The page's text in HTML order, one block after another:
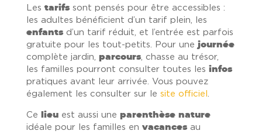
Les tarifssont pensés pour être accessibles :
les adultes bénéficient d’un tarif plein, les
enfantsd’un tarif réduit, et l’entrée est parfois
gratuite pour les tout-petits. Pour une journée
complète jardin, parcours, chasse au trésor,
les familles pourront consulter toutes les infos
pratiques avant leur arrivée. Vous pouvez
également les consulter sur le site officiel
Ce lieuest aussi une parenthèse nature
idéale pour les familles en vacancesau